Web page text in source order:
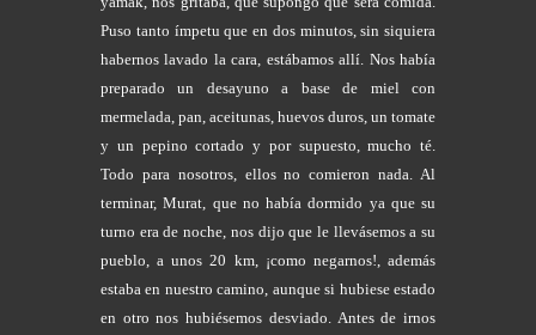
Puso tanto ímpetu que en dos minutos, sin siquiera
habernos lavado la cara, estábamos allí. Nos había
preparado un desayuno a base de miel con
mermelada, pan, aceitunas, huevos duros, un tomate
y un pepino cortado y por supuesto, mucho té.
Todo para nosotros, ellos no comieron nada. Al
terminar, Murat, que no había dormido ya que su
turno era de noche, nos dijo que le llevásemos a su
pueblo, a unos 20 km, ¡como negarnos!, además
estaba en nuestro camino, aunque si hubiese estado
en otro nos hubiésemos desviado. Antes de irnos